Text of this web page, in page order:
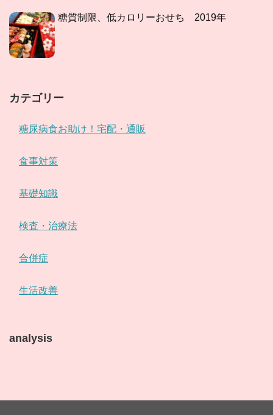
糖質制限、低カロリーおせち 2019年
カテゴリー
糖尿病食お助け！宅配・通販
食事対策
基礎知識
検査・治療法
合併症
生活改善
analysis